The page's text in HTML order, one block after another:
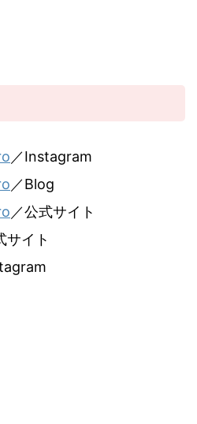
／Instagram
／Blog
／公式サイト
サイト